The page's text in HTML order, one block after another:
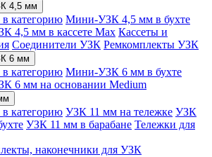
4,5 мм
категорию Мини-УЗК 4,5 мм в бухте
4,5 мм в кассете Max Кассеты и
Соединители УЗК Ремкомплекты УЗК
6 мм
категорию Мини-УЗК 6 мм в бухте
6 мм на основании Medium
категорию УЗК 11 мм на тележке УЗК
УЗК 11 мм в барабане Тележки для
наконечники для УЗК